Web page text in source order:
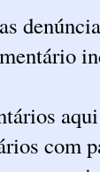
com